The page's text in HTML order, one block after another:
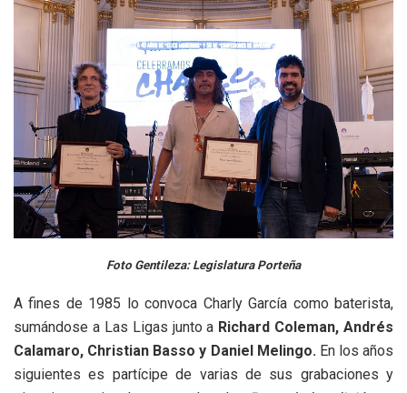
Foto Gentileza: Legislatura Porteña
A fines de 1985 lo convoca Charly García como baterista,
sumándose a Las Ligas junto a Richard Coleman, Andrés
Calamaro, Christian Basso y Daniel Melingo. En los años
siguientes es partícipe de varias de sus grabaciones y